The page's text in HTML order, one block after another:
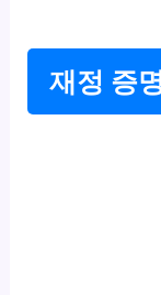
재정 증